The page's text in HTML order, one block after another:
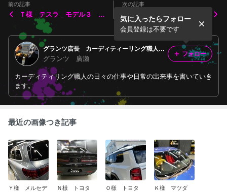
前の記事
Ｔ様 テスラ モデル３ フ
ィルム施工作業など
次の記事
Ｔ様 フォルクスワーゲンゴ
ルフ ヘッドライトプロテク
ションフィルム施工作業など
グランツ店長 カーディティーリング職人の日々。
グランツ 廣瀬
カーディティリング職人の日々の仕事や日常の出来事を書いていき
ます。
気に入ったらフォロー
会員登録は不要です
フォロー
最近の画像つき記事
Ｙ様 メルセデ
Ｎ様 トヨタ
Ｏ様 トヨタ
Ｋ様 マツダ